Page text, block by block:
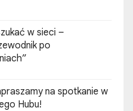
w sieci –
po
na spotkanie w
Hubu!